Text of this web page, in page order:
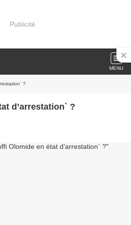
Publicité
MENU
?
d’arrestation` ?